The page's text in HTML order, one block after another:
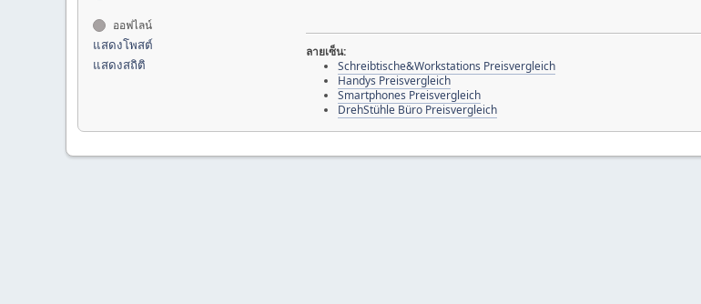
ออฟไลน์
แสดงโพสต์
แสดงสถิติ
ลายเซ็น:
Schreibtische&Workstations Preisvergleich
Handys Preisvergleich
Smartphones Preisvergleich
DrehStühle Büro Preisvergleich